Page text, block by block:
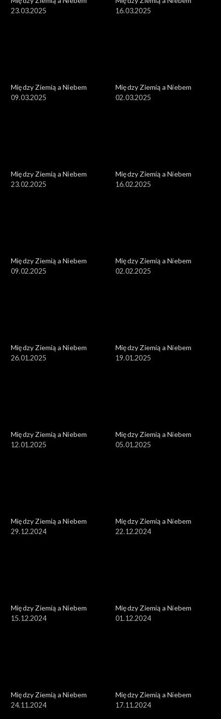
23.03.2025
16.03.2025
Między Ziemią a Niebem
09.03.2025
Między Ziemią a Niebem
02.03.2025
Między Ziemią a Niebem
23.02.2025
Między Ziemią a Niebem
16.02.2025
Między Ziemią a Niebem
09.02.2025
Między Ziemią a Niebem
02.02.2025
Między Ziemią a Niebem
26.01.2025
Między Ziemią a Niebem
19.01.2025
Między Ziemią a Niebem
12.01.2025
Między Ziemią a Niebem
05.01.2025
Między Ziemią a Niebem
29.12.2024
Między Ziemią a Niebem
22.12.2024
Między Ziemią a Niebem
15.12.2024
Między Ziemią a Niebem
01.12.2024
Między Ziemią a Niebem
24.11.2024
Między Ziemią a Niebem
17.11.2024